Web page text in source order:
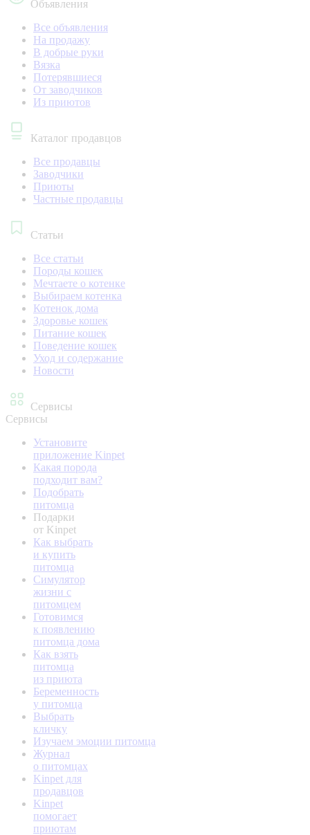
Объявления
Все объявления
На продажу
В добрые руки
Вязка
Потерявшиеся
От заводчиков
Из приютов
Каталог продавцов
Все продавцы
Заводчики
Приюты
Частные продавцы
Статьи
Все статьи
Породы кошек
Мечтаете о котенке
Выбираем котенка
Котенок дома
Здоровье кошек
Питание кошек
Поведение кошек
Уход и содержание
Новости
Сервисы
Сервисы
Установите
приложение Kinpet
Какая порода
подходит вам?
Подобрать
питомца
Подарки
от Kinpet
Как выбрать
и купить
питомца
Симулятор
жизни с
питомцем
Готовимся
к появлению
питомца дома
Как взять
питомца
из приюта
Беременность
у питомца
Выбрать
кличку
Изучаем эмоции питомца
Журнал
о питомцах
Kinpet для
продавцов
Kinpet
помогает
приютам